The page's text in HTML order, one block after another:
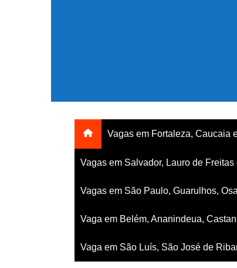
Vagas em Fortaleza, Caucaia
Vagas em Salvador, Lauro de Freitas
Vagas em São Paulo, Guarulhos,
Vaga em Belém, Ananindeua,
Vaga em São Luís, São José de